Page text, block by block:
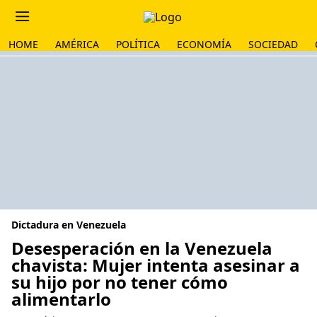
HOME AMÉRICA POLÍTICA ECONOMÍA SOCIEDAD
Dictadura en Venezuela
Desesperación en la Venezuela
chavista: Mujer intenta asesinar a
su hijo por no tener cómo
alimentarlo